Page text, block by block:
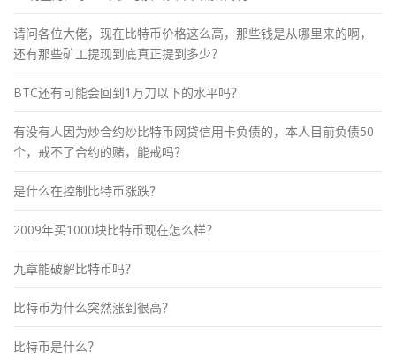
请问各位大佬，现在比特币价格这么高，那些钱是从哪里来的啊，
还有那些矿工提现到底真正提到多少？
BTC还有可能会回到1万刀以下的水平吗？
有没有人因为炒合约炒比特币网贷信用卡负债的，本人目前负债50
个，戒不了合约的赌，能戒吗？
是什么在控制比特币涨跌？
2009年买1000块比特币现在怎么样？
九章能破解比特币吗？
比特币为什么突然涨到很高？
比特币是什么？